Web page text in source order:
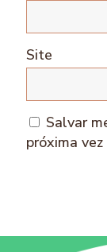
Site
Salvar
próxima